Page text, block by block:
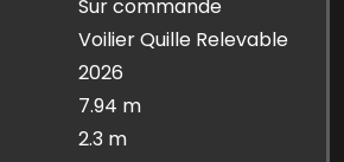
Sur commande
Voilier Quille Relevable
2026
7.94 m
2.3 m